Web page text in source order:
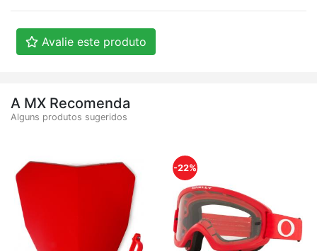
Avalie este produto
A MX Recomenda
Alguns produtos sugeridos
-22%